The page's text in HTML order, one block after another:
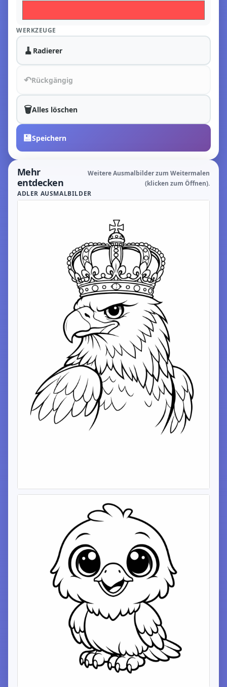
WERKZEUGE
🧹 Radierer
↶Rückgängig
🗑️Alles löschen
💾Speichern
Mehr
entdecken
Weitere Ausmalbilder zum Weitermalen
(klicken zum Öffnen).
ADLER AUSMALBILDER